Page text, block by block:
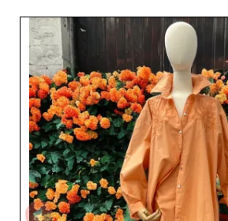
ottimizzata per i professionisti.
avanzata semplifica la gestione delle
transazioni, consentendo ai
sui propri clienti e sulle vendite. La selezione dei prodotti
di FreeStyle Mode GmbH riflette
alla qualità e alle tendenze,
risponda agli elevati standard delle
I rivenditori che si riforniscono
beneficiano non solo di prodotti
un’affidabilità logistica concreta e di
reattivo. L’azienda si distingue per la capacità di
coniugare qualità, stile e
valore aggiunto ai rivenditori che
conquistare la propria clientela con
contemporanee ed eleganti.
GmbH, i professionisti della moda
collaborare con un partner che
l’importanza delle tendenze attuali,